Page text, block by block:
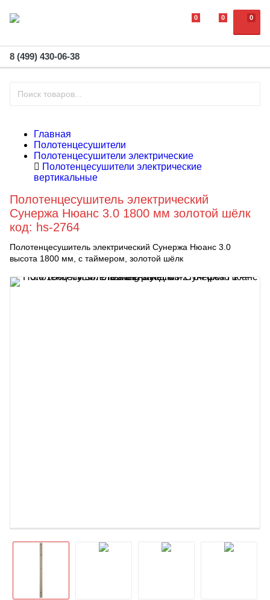
0
0 0
8 (499) 430-06-38
Главная
Полотенцесушители
Полотенцесушители электрические
Полотенцесушители электрические
вертикальные
Полотенцесушитель электрический
Сунержа Нюанс 3.0 1800 мм золотой шёлк
код: hs-2764
Полотенцесушитель электрический Сунержа Нюанс 3.0
высота 1800 мм, с таймером, золотой шёлк